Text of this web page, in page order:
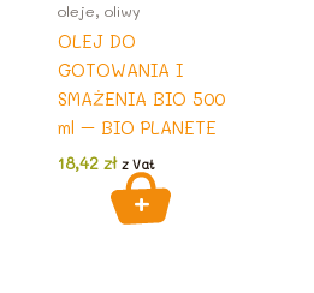
oleje, oliwy
OLEJ DO
GOTOWANIA I
SMAŻENIA BIO 500
ml – BIO PLANETE
18,42 zł z Vat